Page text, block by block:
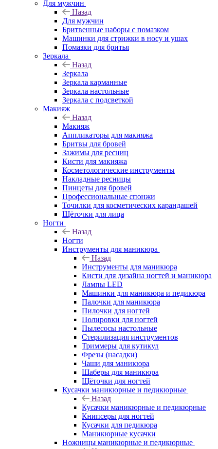
Для мужчин
Назад
Для мужчин
Бритвенные наборы с помазком
Машинки для стрижки в носу и ушах
Помазки для бритья
Зеркала
Назад
Зеркала
Зеркала карманные
Зеркала настольные
Зеркала с подсветкой
Макияж
Назад
Макияж
Аппликаторы для макияжа
Бритвы для бровей
Зажимы для ресниц
Кисти для макияжа
Косметологические инструменты
Накладные ресницы
Пинцеты для бровей
Профессиональные спонжи
Точилки для косметических карандашей
Щёточки для лица
Ногти
Назад
Ногти
Инструменты для маникюра
Назад
Инструменты для маникюра
Кисти для дизайна ногтей и маникюра
Лампы LED
Машинки для маникюра и педикюра
Палочки для маникюра
Пилочки для ногтей
Полировки для ногтей
Пылесосы настольные
Стерилизация инструментов
Триммеры для кутикул
Фрезы (насадки)
Чаши для маникюра
Шаберы для маникюра
Щёточки для ногтей
Кусачки маникюрные и педикюрные
Назад
Кусачки маникюрные и педикюрные
Книпсеры для ногтей
Кусачки для педикюра
Маникюрные кусачки
Ножницы маникюрные и педикюрные